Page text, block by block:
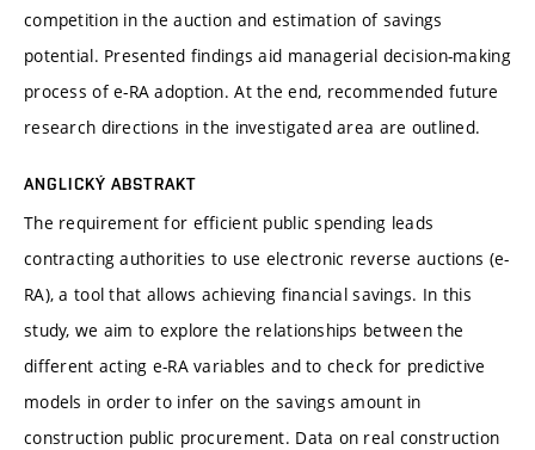
competition in the auction and estimation of savings
potential. Presented findings aid managerial decision-making
process of e-RA adoption. At the end, recommended future
research directions in the investigated area are outlined.
ANGLICKÝ ABSTRAKT
The requirement for efficient public spending leads
contracting authorities to use electronic reverse auctions (e-
RA), a tool that allows achieving financial savings. In this
study, we aim to explore the relationships between the
different acting e-RA variables and to check for predictive
models in order to infer on the savings amount in
construction public procurement. Data on real construction